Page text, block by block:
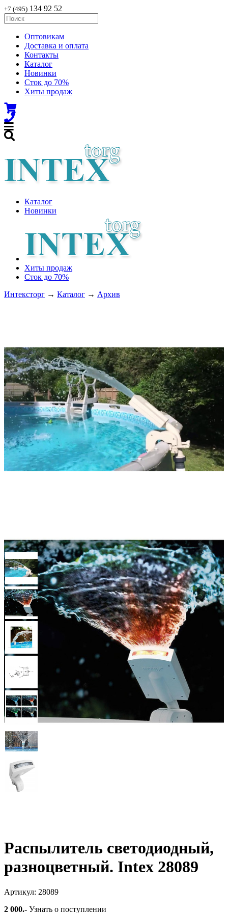
+7 (495) 134 92 52
Оптовикам
Доставка и оплата
Контакты
Каталог
Новинки
Сток до 70%
Хиты продаж
Каталог
Новинки
Хиты продаж
Сток до 70%
Интексторг → Каталог → Архив
Распылитель светодиодный,
разноцветный. Intex 28089
Артикул: 28089
2 000.- Узнать о поступлении